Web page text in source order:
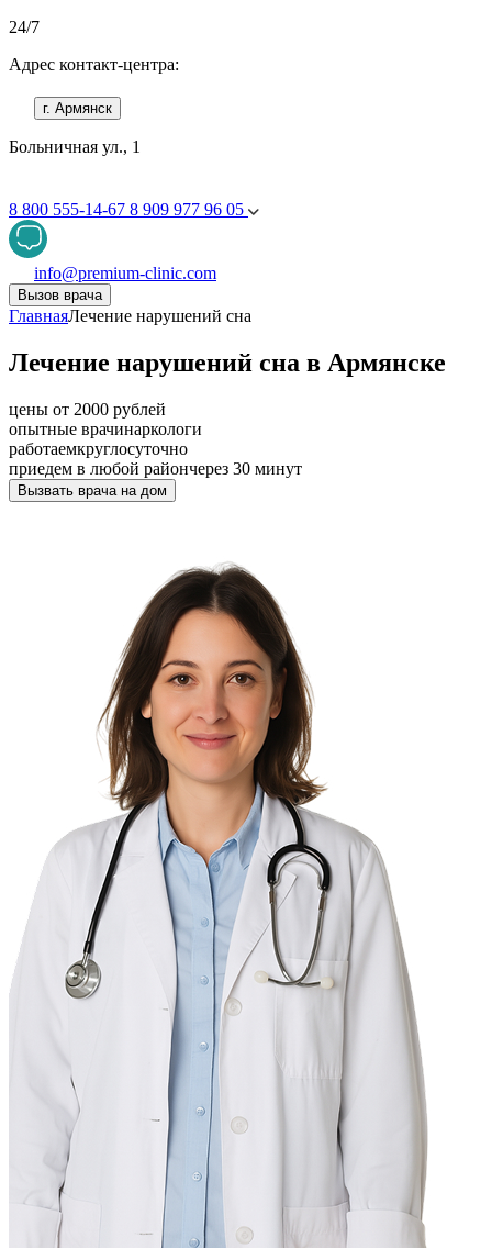
24/7
Адрес контакт-центра:
г. Армянск
Больничная ул., 1
8 800 555-14-67 8 909 977 96 05
info@premium-clinic.com
Вызов врача
ГлавнаяЛечение нарушений сна
Лечение нарушений сна в Армянске
цены от 2000 рублей
опытные врачинаркологи
работаемкруглосуточно
приедем в любой райончерез 30 минут
Вызвать врача на дом